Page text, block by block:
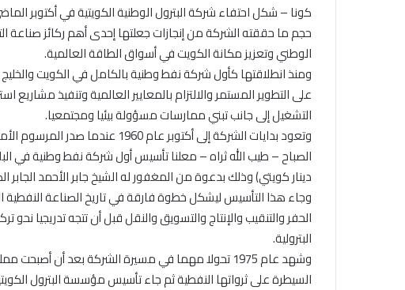
حجم ما حققته الشركة من إنجازات جعلتها إحدى أهم ركائز صناعة
الوطني وتعزيز مكانة الكويت في أسواق الطاقة العالمية.
ومنذ انطلاقتها كأول شركة نفط وطنية بالكامل في الكويت
على التطوير المستمر والالتزام بالمعايير العالمية وتنفيذ
التشغيل إلى جانب تبني ممارسات مسؤولة بيئيا ومجتمعيا.
دينار كويتي) وذلك بدعوة من المغفور له الشيخ جابر الأحمد الجابر
وجاء هذا التأسيس ليشكل خطوة فارقة في تاريخ الصناعة
الحفر والتنقيب والإنتاج والتسويق والنقل قبل أن تتجه تدريجيا نحو
البترولية.
وشهد عام 1975 تحولا مهما في مسيرة الشركة بعد أن